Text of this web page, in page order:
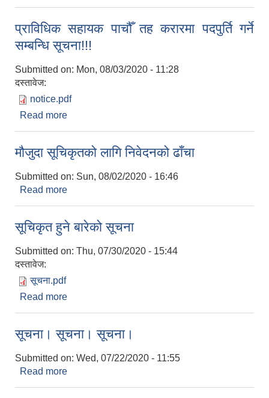
प्राविधिक सहायक पाचौँ तह करारमा पदपुर्ति गर्ने
सम्बन्धि सूचना!!!
Submitted on: Mon, 08/03/2020 - 11:28
दस्तावेज:
notice.pdf
Read more
मौजुदा सूचिकृतको लागि निवेदनको ढाँचा
Submitted on: Sun, 08/02/2020 - 16:46
Read more
सूचिकृत हुने बारेको सूचना
Submitted on: Thu, 07/30/2020 - 15:44
दस्तावेज:
सूचना.pdf
Read more
सूचना। सूचना। सूचना।
Submitted on: Wed, 07/22/2020 - 11:55
Read more